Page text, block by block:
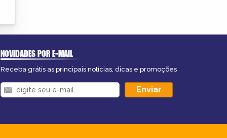
NOVIDADES POR E-MAIL
Receba grátis as principais notícias, dicas e promoções